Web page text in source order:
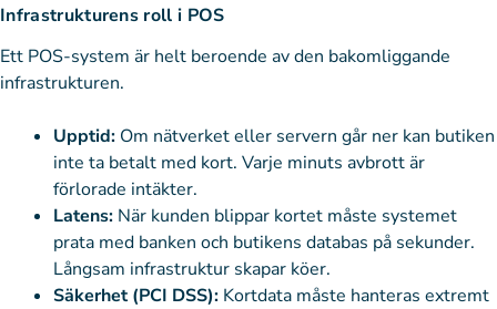
Infrastrukturens roll i POS
Ett POS-system är helt beroende av den bakomliggande
infrastrukturen.
Upptid: Om nätverket eller servern går ner kan butiken
inte ta betalt med kort. Varje minuts avbrott är
förlorade intäkter.
Latens: När kunden blippar kortet måste systemet
prata med banken och butikens databas på sekunder.
Långsam infrastruktur skapar köer.
Säkerhet (PCI DSS): Kortdata måste hanteras extremt